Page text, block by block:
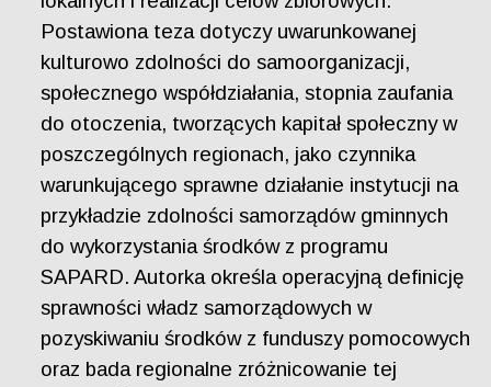
Postawiona teza dotyczy uwarunkowanej
kulturowo zdolności do samoorganizacji,
społecznego współdziałania, stopnia zaufania
do otoczenia, tworzących kapitał społeczny w
poszczególnych regionach, jako czynnika
warunkującego sprawne działanie instytucji na
przykładzie zdolności samorządów gminnych
do wykorzystania środków z programu
SAPARD. Autorka określa operacyjną definicję
sprawności władz samorządowych w
pozyskiwaniu środków z funduszy pomocowych
oraz bada regionalne zróżnicowanie tej